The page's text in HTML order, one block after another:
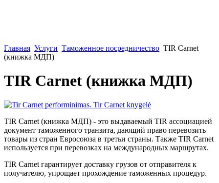
Главная Услуги Таможенное посредничество TIR Carnet
(книжка МДП)
TIR Carnet (книжка МДП)
TIR Carnet (книжка МДП) - это выдаваемый TIR ассоциацией
документ таможенного транзита, дающий право перевозить
товары из стран Евросоюза в третьи страны. Также TIR Carnet
используется при перевозках на международных маршрутах.
TIR Carnet гарантирует доставку грузов от отправителя к
получателю, упрощает прохождение таможенных процедур.